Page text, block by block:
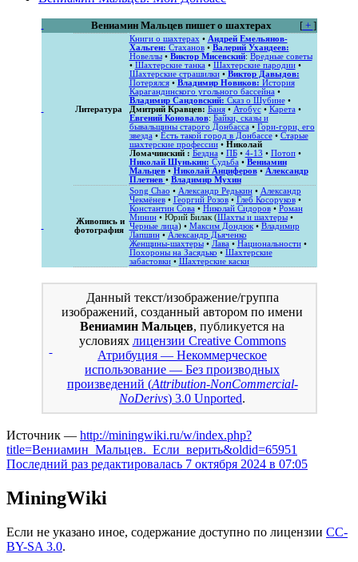
[+ ]
Вениамин Мальцев пишет о шахтерах
Литература
Книги о шахтерах • Андрей Емельянов-
Хальген: Стаханов• Валерий Ухандеев:
Новеллы• Виктор Мисевский: Вредные советы
• Шахтерские танка• Шахтерские пародии•
Шахтерские страшилки• Виктор Давыдов:
Потерялся• Владимир Новиков: История
Карагандинского угольного бассейна•
Владимир Сандовский: Сказ о Шубине•
Дмитрий Кравцев: Баня• Атобус• Карета•
Евгений Коновалов: Байки, сказы и
бывальщины старого Донбасса• Гори-гори, его
звезда• Есть такой город в Донбассе• Старые
шахтерские профессии• Николай
Ломачинский : Бездна• ПБ• 4-13 • Потоп•
Николай Шунькин: Судьба• Вениамин
Мальцев• Николай Анциферов• Александр
Плетнев • Владимир Мухин
Живопись и
фотография
Song Chao • Александр Редькин• Александр
Чекмёнев• Георгий Розов• Глеб Косоруков•
Константин Сова• Николай Сидоров• Роман
Минин• Юрий Билак (Шахты и шахтеры•
Черные лица) • Максим Дондюк• Владимир
Лапшин• Александр Дьяченко
Женщины-шахтеры• Лава• Национальности•
Похороны на Засядько • Шахтерские
забастовки• Шахтерские каски
Данный текст/изображение/группа
изображений, созданный автором по имени
Вениамин Мальцев, публикуется на
условиях лицензии Creative Commons
Атрибуция — Некоммерческое
использование — Без производных
произведений (Attribution-NonCommercial-
NoDerivs) 3.0 Unported.
Источник — http://miningwiki.ru/w/index.php?
title=Вениамин_Мальцев._Если_верить&oldid=65951
Последний раз редактировалась 7 октября 2024 в 07:05
MiningWiki
Если не указано иное, содержание доступно по лицензии CC-
BY-SA 3.0.